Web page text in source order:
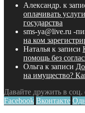
Александр. к
оплачивать
государства
sms-ya@live.ru -
на ком
Наталья к записи
помощь без
Ольга к записи
на имущество?
Давайте дружить в соц.
Facebook Вконтакте